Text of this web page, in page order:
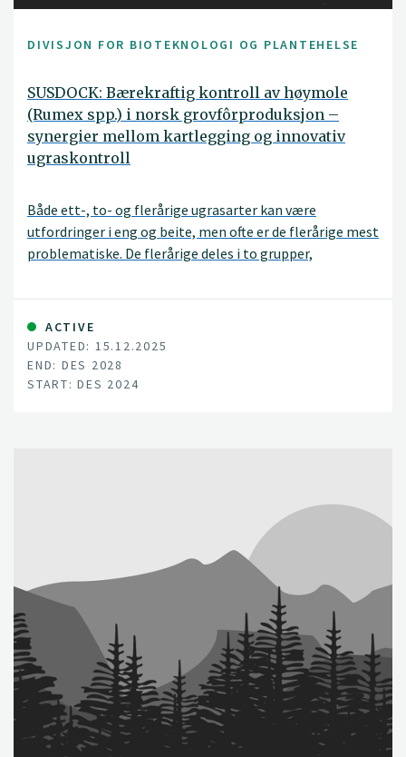
DIVISJON FOR BIOTEKNOLOGI OG PLANTEHELSE
SUSDOCK: Bærekraftig kontroll av høymole
(Rumex spp.) i norsk grovfôrproduksjon –
synergier mellom kartlegging og innovativ
ugraskontroll
Både ett-, to- og flerårige ugrasarter kan være
utfordringer i eng og beite, men ofte er de flerårige mest
problematiske. De flerårige deles i to grupper,
kveke). I eng og beite er det spesielt vanlig med de
stedbundne artene og mange betrakter høymole som
den mest problematiske.
ACTIVE
UPDATED: 15.12.2025
END: DES 2028
START: DES 2024